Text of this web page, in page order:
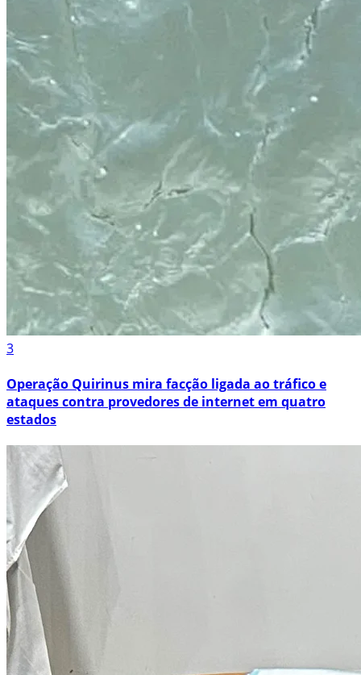
3
Operação Quirinus mira facção ligada ao tráfico e
ataques contra provedores de internet em quatro
estados